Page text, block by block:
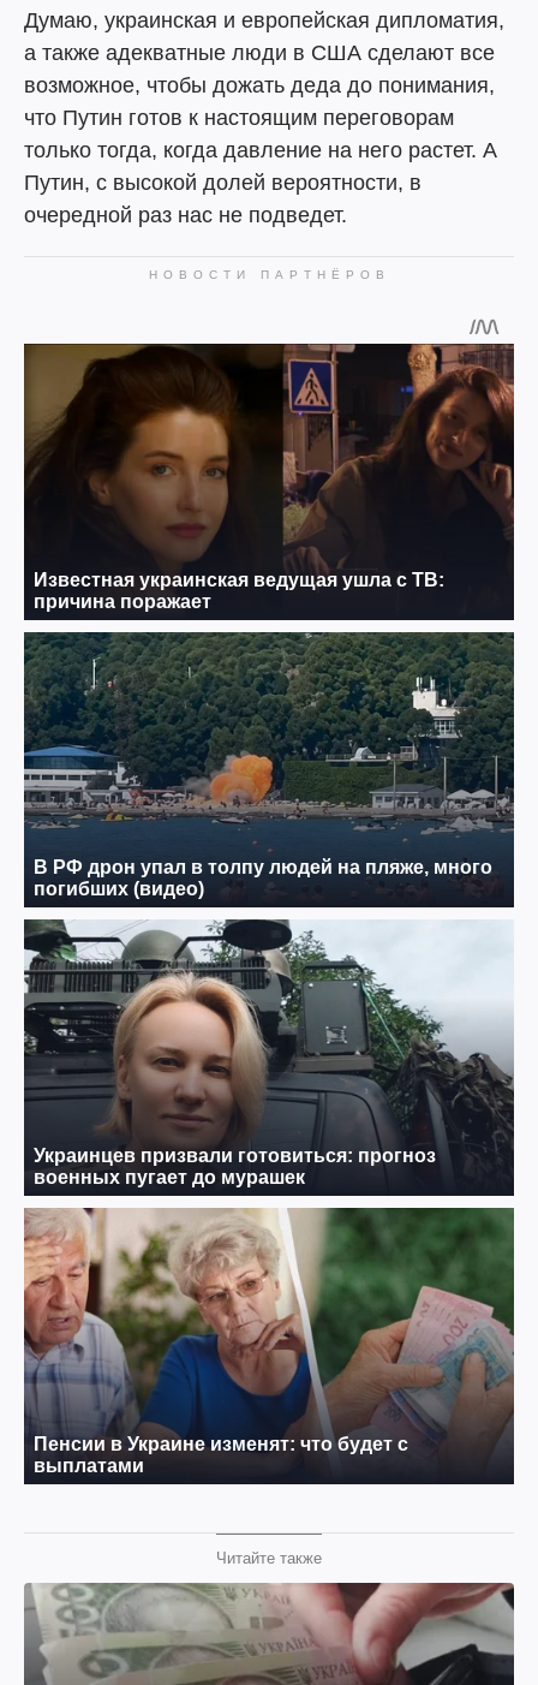
Думаю, украинская и европейская дипломатия,
а также адекватные люди в США сделают все
возможное, чтобы дожать деда до понимания,
что Путин готов к настоящим переговорам
только тогда, когда давление на него растет. А
Путин, с высокой долей вероятности, в
очередной раз нас не подведет.
Читайте также